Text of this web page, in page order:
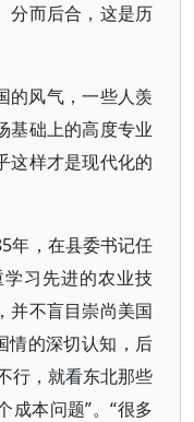
分而后合，这是历
的风气，一些人羡
基础上的高度专业
这样才是现代化的
年，在县委书记任
习先进的农业技
并不盲目崇尚美国
情的深切认知，后
行，就看东北那些
成本问题”。“很多